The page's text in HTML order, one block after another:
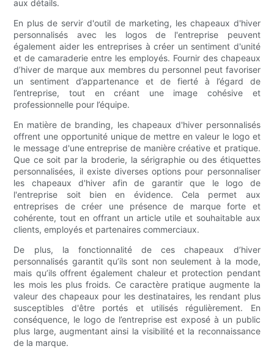
aux détails.
En plus de servir d'outil de marketing, les chapeaux d'hiver
personnalisés avec les logos de l'entreprise peuvent
également aider les entreprises à créer un sentiment d'unité
et de camaraderie entre les employés. Fournir des chapeaux
d’hiver de marque aux membres du personnel peut favoriser
un sentiment d’appartenance et de fierté à l’égard de
l’entreprise, tout en créant une image cohésive et
professionnelle pour l’équipe.
En matière de branding, les chapeaux d'hiver personnalisés
offrent une opportunité unique de mettre en valeur le logo et
le message d'une entreprise de manière créative et pratique.
Que ce soit par la broderie, la sérigraphie ou des étiquettes
personnalisées, il existe diverses options pour personnaliser
les chapeaux d'hiver afin de garantir que le logo de
l'entreprise soit bien en évidence. Cela permet aux
entreprises de créer une présence de marque forte et
cohérente, tout en offrant un article utile et souhaitable aux
clients, employés et partenaires commerciaux.
De plus, la fonctionnalité de ces chapeaux d’hiver
personnalisés garantit qu’ils sont non seulement à la mode,
mais qu’ils offrent également chaleur et protection pendant
les mois les plus froids. Ce caractère pratique augmente la
valeur des chapeaux pour les destinataires, les rendant plus
susceptibles d'être portés et utilisés régulièrement. En
conséquence, le logo de l’entreprise est exposé à un public
plus large, augmentant ainsi la visibilité et la reconnaissance
de la marque.